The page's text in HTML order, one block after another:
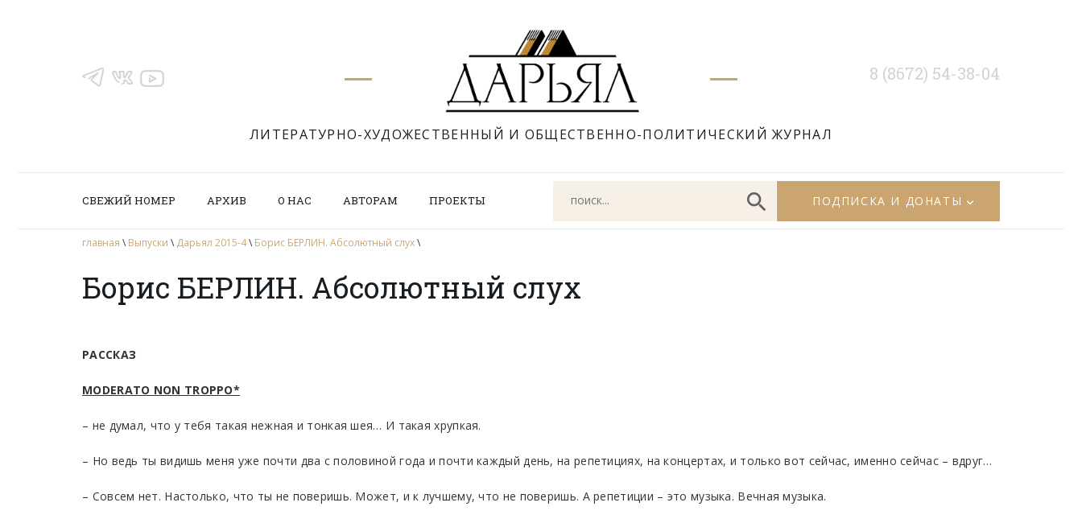
ЛИТЕРАТУРНО-ХУДОЖЕСТВЕННЫЙ И ОБЩЕСТВЕННО-ПОЛИТИЧЕСКИЙ ЖУРНАЛ
8 (8672) 54-38-04
СВЕЖИЙ НОМЕР АРХИВ О НАС АВТОРАМ ПРОЕКТЫ ПОДПИСКА И ДОНАТЫ
главная \ Выпуски \ Дарьял 2015-4\ Борис БЕРЛИН. Абсолютный слух\
Борис БЕРЛИН. Абсолютный слух
РАССКАЗ
MODERATO NON TROPPO*
– не думал, что у тебя такая нежная и тонкая шея… И такая хрупкая.
– Но ведь ты видишь меня уже почти два с половиной года и почти каждый день, на репетициях, на концертах, и только вот сейчас, именно сейчас – вдруг…
– Совсем нет. Настолько, что ты не поверишь. Может, и к лучшему, что не поверишь. А репетиции – это музыка. Вечная музыка.